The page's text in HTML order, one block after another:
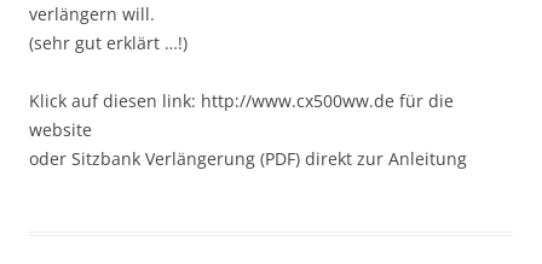
verlängern will.
(sehr gut erklärt …!)
Klick auf diesen link: http://www.cx500ww.de für die
website
oder Sitzbank Verlängerung (PDF) direkt zur Anleitung